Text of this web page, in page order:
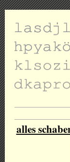
alles